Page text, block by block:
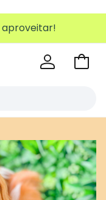
aproveitar!
Ir